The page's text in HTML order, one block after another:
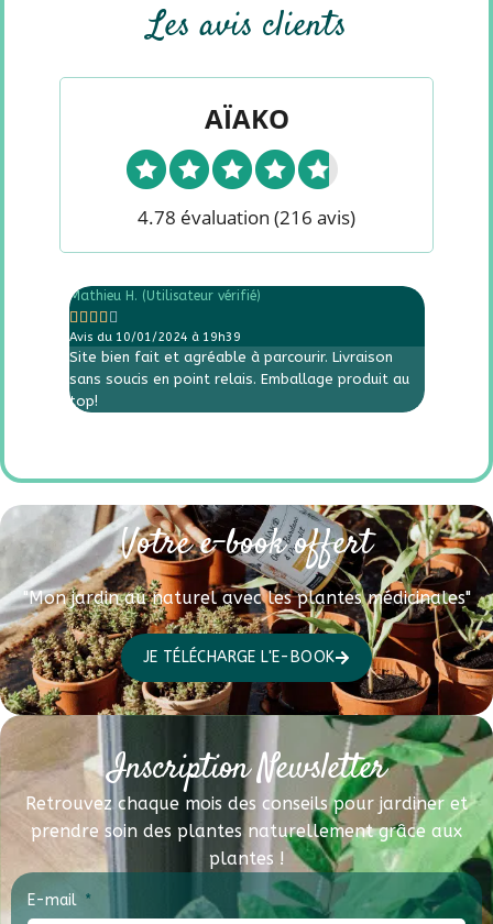
Les avis clients
AÏAKO
4.78 évaluation (216 avis)
Mathieu H. (Utilisateur vérifié)
    
Avis du 10/01/2024 à 19h39
Site bien fait et agréable à parcourir. Livraison
sans soucis en point relais. Emballage produit au
top!
Votre e-book offert
"Mon jardin au naturel avec les plantes médicinales"
JE TÉLÉCHARGE L'E-BOOK
Inscription Newsletter
Retrouvez chaque mois des conseils pour jardiner et
prendre soin des plantes naturellement grâce aux
plantes !
E-mail